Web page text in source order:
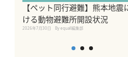
【ペット同行避難】熊本地震
ける動物避難所開設状況
2026年7月30日 By equall編集部